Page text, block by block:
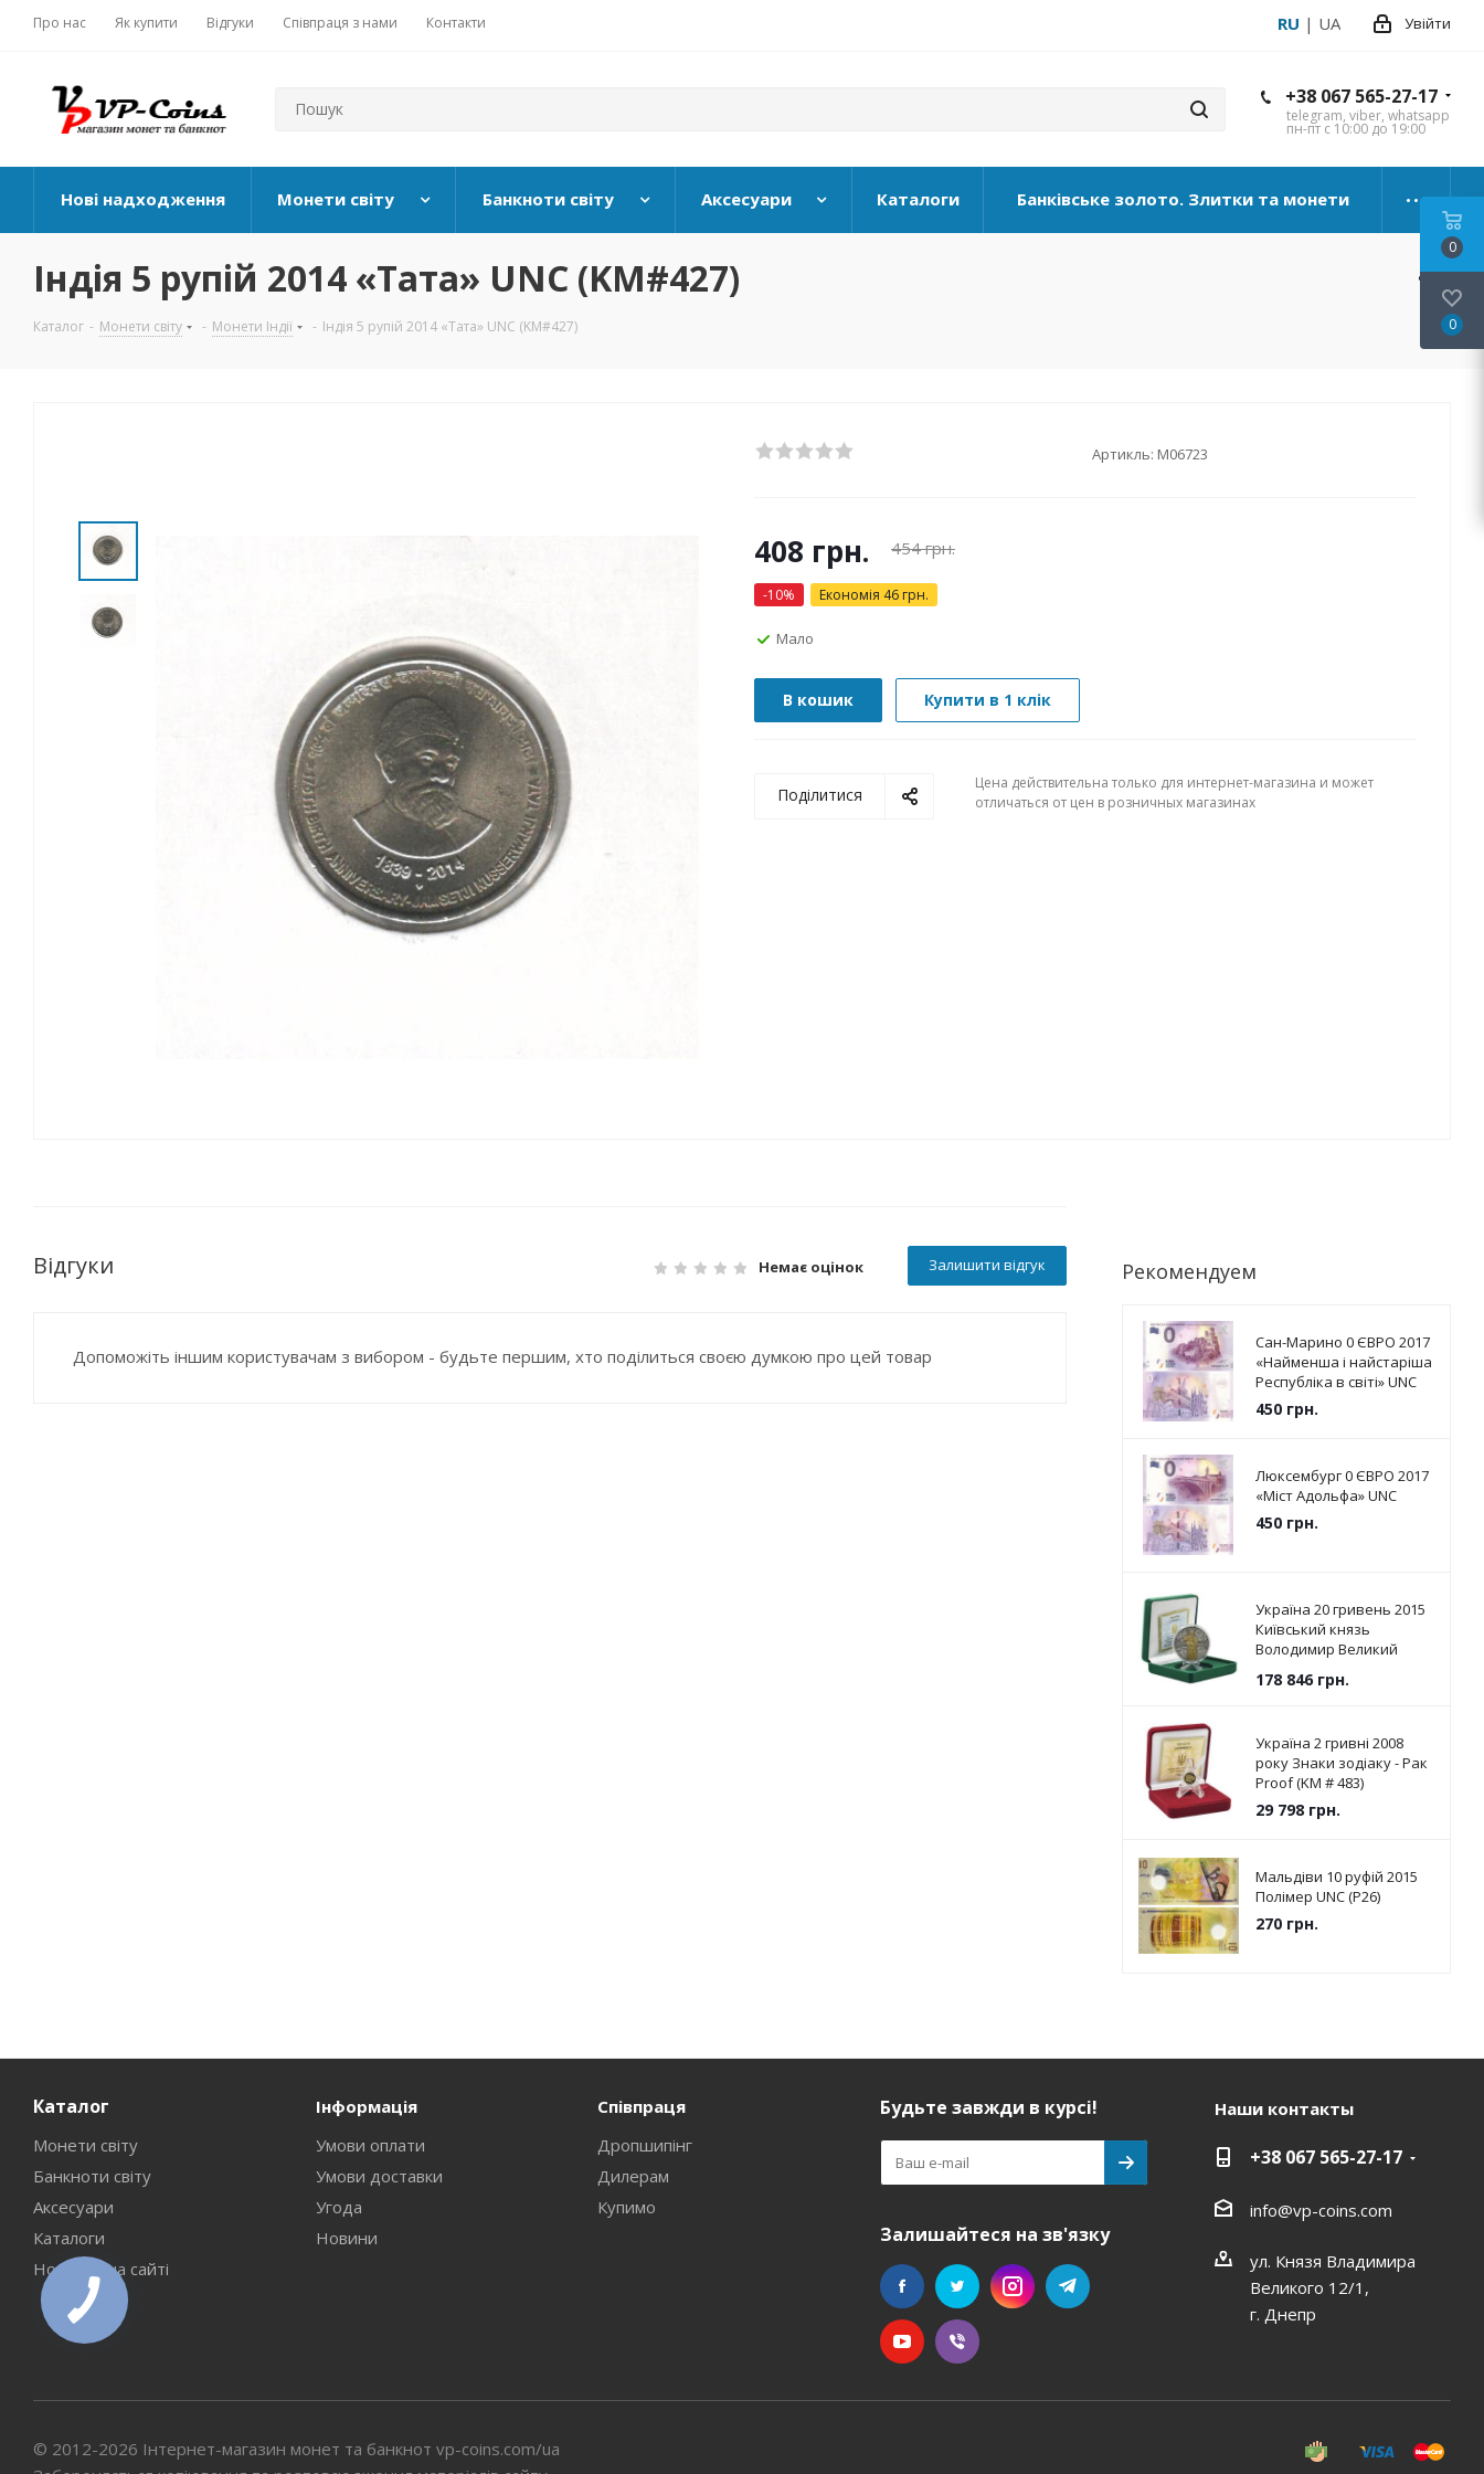
Про нас Як купити Відгуки Співпраця з нами Контакти Увійти
RU | UA
+38 067 565-27-17
telegram, viber, whatsapp
пн-пт с 10:00 до 19:00
Нові надходження Монети світу Банкноти світу Аксесуари Каталоги Банківське золото. Злитки та монети
Індія 5 рупій 2014 «Тата» UNC (KM#427)
Каталог - Монети світу - Монети Індії - Індія 5 рупій 2014 «Тата» UNC (KM#427)
Артикль: М06723
408 грн. 454грн.
-10% Економія 46 грн.
Мало
В кошик Купити в 1 клік
Поділитися
Цена действительна только для интернет-магазина и может
отличаться от цен в розничных магазинах
Відгуки Немає оцінок Залишити відгук
Допоможіть іншим користувачам з вибором - будьте першим, хто поділиться своєю думкою про цей товар
Рекомендуем
Сан-Марино 0 ЄВРО 2017
«Найменша і найстаріша
Республіка в світі» UNC
450грн.
Люксембург 0 ЄВРО 2017
«Міст Адольфа» UNC
450грн.
Україна 20 гривень 2015
Київський князь
Володимир Великий
178 846грн.
Україна 2 гривні 2008
року Знаки зодіаку - Рак
Proof (KM # 483)
29 798грн.
Мальдіви 10 руфій 2015
Полімер UNC (P26)
270грн.
Каталог
Монети світу
Банкноти світу
Аксесуари
Каталоги
Новинки на сайті
Інформація
Умови оплати
Умови доставки
Угода
Новини
Співпраця
Дропшипінг
Дилерам
Купимо
Будьте завжди в курсі!
Залишайтеся на зв'язку
Наши контакты
+38 067 565-27-17
info@vp-coins.com
ул. Князя Владимира
Великого 12/1,
г. Днепр
© 2012-2026 Інтернет-магазин монет та банкнот vp-coins.com/ua
0
0